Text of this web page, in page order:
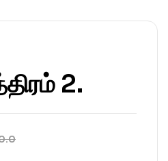
2.